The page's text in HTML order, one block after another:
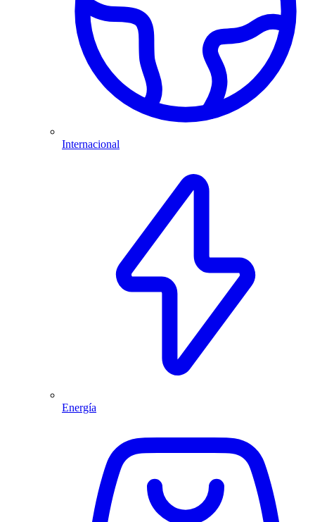
Internacional
Energía